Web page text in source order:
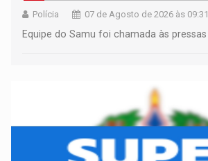
Polícia 07 de Agosto de 2026 às 09:31
Equipe do Samu foi chamada às pressas